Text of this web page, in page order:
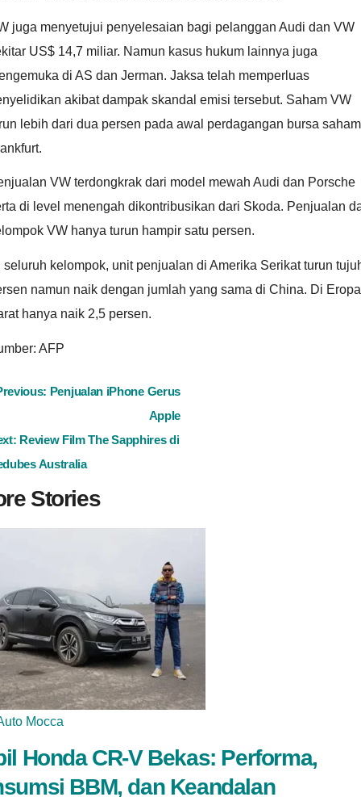
juga menyetujui penyelesaian bagi pelanggan Audi dan VW
US$ 14,7 miliar. Namun kasus hukum lainnya juga
di AS dan Jerman. Jaksa telah memperluas
akibat dampak skandal emisi tersebut. Saham VW
lebih dari dua persen pada awal perdagangan bursa saham
VW terdongkrak dari model mewah Audi dan Porsche
di level menengah dikontribusikan dari Skoda. Penjualan
VW hanya turun hampir satu persen.
seluruh kelompok, unit penjualan di Amerika Serikat turun
namun naik dengan jumlah yang sama di China. Di Eropa
hanya naik 2,5 persen.
AFP
Penjualan iPhone Gerus
Apple
Review Film The Sapphires di
Australia
Stories
Mocca
Honda CR-V Bekas: Performa,
BBM, dan Keandalan